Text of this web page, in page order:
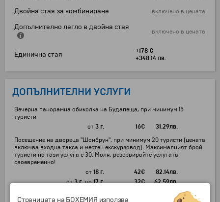
Двойна стая за комбиниране включено в цената
Допълнително легло в двойна стая
включено в цената
Единична стая
+178 €
+348.14 лв.
ДОПЪЛНИТЕЛНИ УСЛУГИ
Вечерна панорамна обиколка на Будапеща, при минимум 15
туристи
от 3 г. 16€ 31.29лв.
Посещение на двореца "Шонбрун", при минимум 20 туристи (цената
включва входна такса и местен екскурзовод). Максималният брой
туристи по тази услуга е 30. Моля, резервирайте услугата
своевременно!
от 18 г. 42€ 82.14лв.
от3 г.до17 г. 32€ 62.59лв.
Нощувка преди датата на отпътуване в хотел "Хемус" *** , на
Страницата на БОХЕМИЯ използва